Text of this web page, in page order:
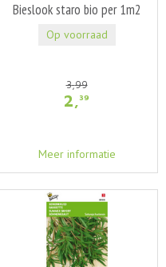
Bieslook staro bio per 1m2
3,99
2,39
Meer informatie
Op voorraad